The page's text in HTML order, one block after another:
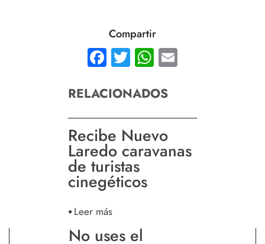
Compartir
Facebook
TwitterWhatsApp
RELACIONADOS
Recibe Nuevo
Laredo caravanas
de turistas
cinegéticos
Leer más
No uses el